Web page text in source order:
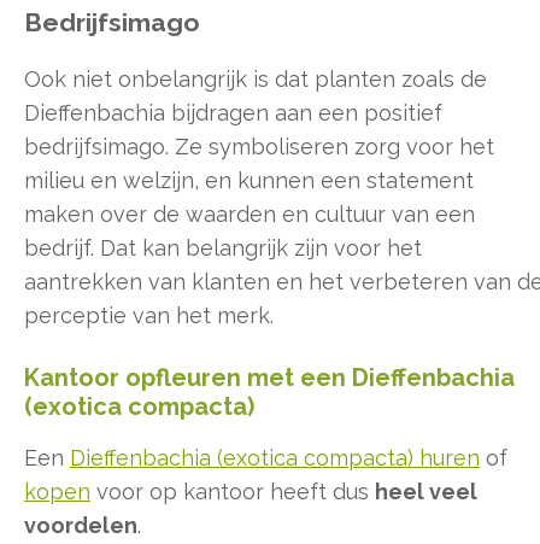
Bedrijfsimago
Ook niet onbelangrijk is dat planten zoals de
Dieffenbachia bijdragen aan een positief
bedrijfsimago. Ze symboliseren zorg voor het
milieu en welzijn, en kunnen een statement
maken over de waarden en cultuur van een
bedrijf. Dat kan belangrijk zijn voor het
aantrekken van klanten en het verbeteren van
perceptie van het merk.
Kantoor opfleuren met een Dieffenbachia
(exotica compacta)
Een Dieffenbachia (exotica compacta) huren of
kopen voor op kantoor heeft dus heel veel
voordelen.